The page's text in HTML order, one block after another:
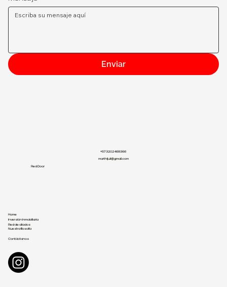
Enviar
+57 3202468366
marthijuli@gmail.com
Red Door
Home
Inversión inmobiliaria
Red de aliados
Nuestra filosofía
Contáctanos